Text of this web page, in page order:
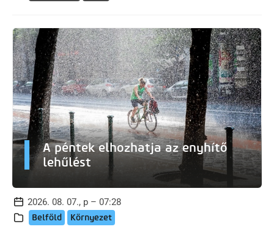
A péntek elhozhatja az enyhítő
lehűlést
2026. 08. 07., p – 07:28
Belföld Környezet